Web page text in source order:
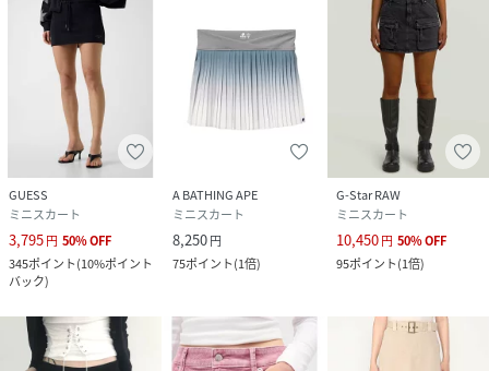
GUESS
ミニスカート
3,795円 50%OFF
345ポイント(10%ポイント
バック)
A BATHING APE
ミニスカート
8,250円
75ポイント(1倍)
G-Star RAW
ミニスカート
10,450円 50%OFF
95ポイント(1倍)